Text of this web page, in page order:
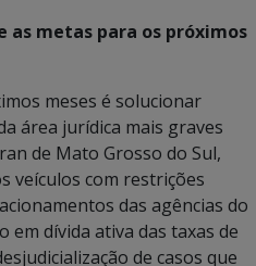
as metas para os próximos
meses é solucionar
área jurídica mais graves
de Mato Grosso do Sul,
veículos com restrições
das agências do
em dívida ativa das taxas de
de casos que